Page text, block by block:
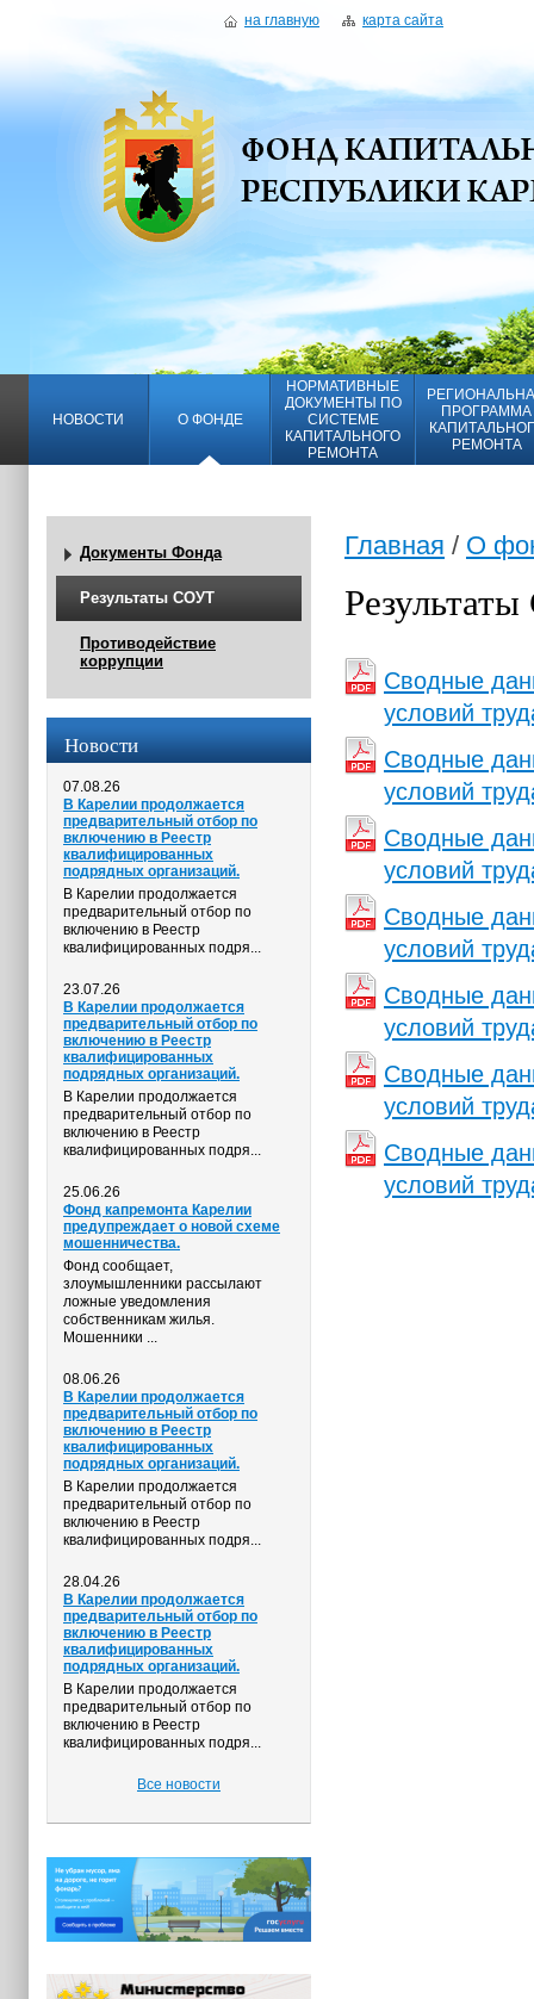
на главную карта сайта
НОВОСТИ О ФОНДЕ
НОРМАТИВНЫЕ
ДОКУМЕНТЫ ПО
СИСТЕМЕ
КАПИТАЛЬНОГО
РЕМОНТА
ПРОГРАММА
РЕМОНТА
Документы Фонда
Результаты СОУТ
Противодействие
коррупции
Новости
07.08.26
В Карелии продолжается
предварительный отбор по
включению в Реестр
квалифицированных
подрядных организаций.
В Карелии продолжается
предварительный отбор по
включению в Реестр
квалифицированных подря...
23.07.26
В Карелии продолжается
предварительный отбор по
включению в Реестр
квалифицированных
подрядных организаций.
В Карелии продолжается
предварительный отбор по
включению в Реестр
квалифицированных подря...
25.06.26
Фонд капремонта Карелии
предупреждает о новой схеме
мошенничества.
Фонд сообщает,
злоумышленники рассылают
ложные уведомления
собственникам жилья.
Мошенники ...
08.06.26
В Карелии продолжается
предварительный отбор по
включению в Реестр
квалифицированных
подрядных организаций.
В Карелии продолжается
предварительный отбор по
включению в Реестр
квалифицированных подря...
28.04.26
В Карелии продолжается
предварительный отбор по
включению в Реестр
квалифицированных
подрядных организаций.
В Карелии продолжается
предварительный отбор по
включению в Реестр
квалифицированных подря...
Все новости
Главная / О
Сводные
условий
Сводные
условий
Сводные
условий
Сводные
условий
Сводные
условий
Сводные
условий
Сводные
условий